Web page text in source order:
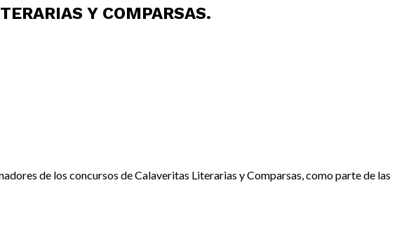
Y COMPARSAS.
de los concursos de Calaveritas Literarias y Comparsas, como parte de las